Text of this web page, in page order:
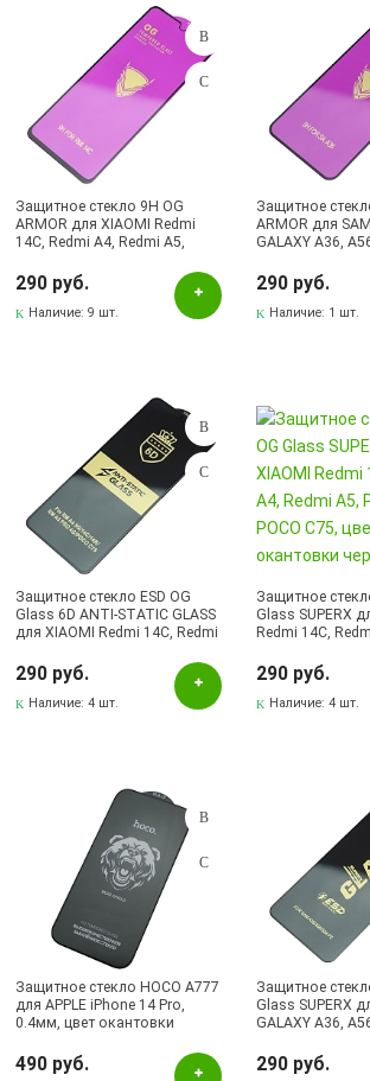
Лениногорск, ул.Гафиатуллина, 9,
Лениногорск, ул.Кутузова, 9А, (БРИЗ)
Октябрьский, пр-кт Ленина, 59/1
Октябрьский, ул.Островского, 6А /
Проверка.Брак.Диагностика
СКЛАД Бугульма, ул.Гафиатуллина,
Защитное стекло 9H OG
ARMOR для XIAOMI Redmi
14C, Redmi A4, Redmi A5,
окантовки черный
290 руб.
Наличие:9 шт.
Защитное
ARMOR для
GALAXY A36,
290 руб.
Наличие: 1 шт.
Защитное стекло ESD OG
Glass 6D ANTI-STATIC GLASS
для XIAOMI Redmi 14C, Redmi
POCO C75, цвет окантовки
черный
290 руб.
Наличие:4 шт.
Защитное
Glass SUPERX
Redmi 14C,
окантовки
290 руб.
Наличие:4 шт.
Защитное стекло HOCO A777
для APPLE iPhone 14 Pro,
0.4мм, цвет окантовки
490 руб.
Защитное
Glass SUPERX
GALAXY A36,
290 руб.